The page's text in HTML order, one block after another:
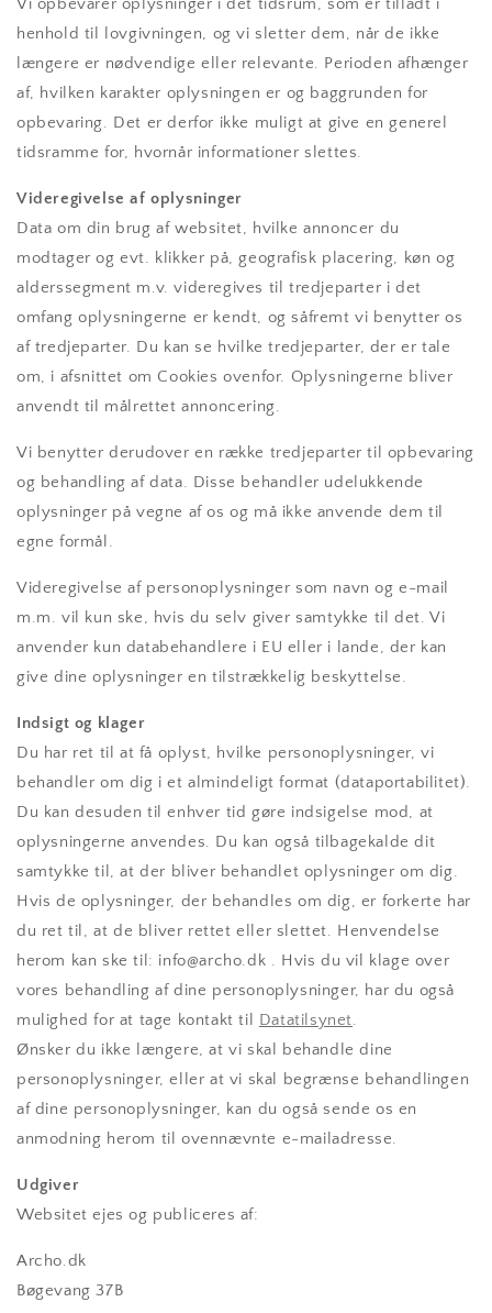
henhold til lovgivningen, og vi sletter dem, når de ikke
længere er nødvendige eller relevante. Perioden afhænger
af, hvilken karakter oplysningen er og baggrunden for
opbevaring. Det er derfor ikke muligt at give en generel
tidsramme for, hvornår informationer slettes.
Videregivelse af oplysninger
Data om din brug af websitet, hvilke annoncer du
modtager og evt. klikker på, geografisk placering, køn og
alderssegment m.v. videregives til tredjeparter i det
omfang oplysningerne er kendt, og såfremt vi benytter os
af tredjeparter. Du kan se hvilke tredjeparter, der er tale
om, i afsnittet om Cookies ovenfor. Oplysningerne bliver
anvendt til målrettet annoncering.
Vi benytter derudover en række tredjeparter til opbevaring
og behandling af data. Disse behandler udelukkende
oplysninger på vegne af os og må ikke anvende dem til
egne formål.
Videregivelse af personoplysninger som navn og e-mail
m.m. vil kun ske, hvis du selv giver samtykke til det. Vi
anvender kun databehandlere i EU eller i lande, der kan
give dine oplysninger en tilstrækkelig beskyttelse.
Indsigt og klager
Du har ret til at få oplyst, hvilke personoplysninger, vi
behandler om dig i et almindeligt format (dataportabilitet).
Du kan desuden til enhver tid gøre indsigelse mod, at
oplysningerne anvendes. Du kan også tilbagekalde dit
samtykke til, at der bliver behandlet oplysninger om dig.
Hvis de oplysninger, der behandles om dig, er forkerte har
du ret til, at de bliver rettet eller slettet. Henvendelse
herom kan ske til: info@archo.dk . Hvis du vil klage over
vores behandling af dine personoplysninger, har du også
mulighed for at tage kontakt til Datatilsynet.
Ønsker du ikke længere, at vi skal behandle dine
personoplysninger, eller at vi skal begrænse behandlingen
af dine personoplysninger, kan du også sende os en
anmodning herom til ovennævnte e-mailadresse.
Udgiver
Websitet ejes og publiceres af:
Archo.dk
Bøgevang 37B